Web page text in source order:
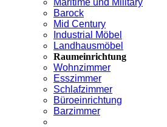
Maritime und Military
Barock
Mid Century
Industrial Möbel
Landhausmöbel
Raumeinrichtung
Wohnzimmer
Esszimmer
Schlafzimmer
Büroeinrichtung
Barzimmer